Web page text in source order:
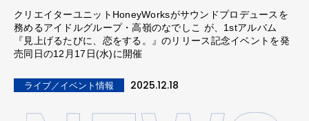
クリエイターユニットHoneyWorksがサウンドプロデュースを
務めるアイドルグループ・高嶺のなでしこ が、1stアルバム
『見上げるたびに、恋をする。』のリリース記念イベントを発
売同日の12月17日(水)に開催
ライブ／イベント情報 2025.12.18